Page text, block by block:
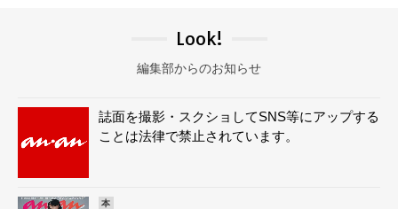
Look!
編集部からのお知らせ
誌面を撮影・スクショしてSNS等にアップする
ことは法律で禁止されています。
本